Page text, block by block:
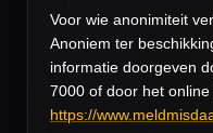
Voor wie anonimiteit
Anoniem ter
informatie doorgeven
7000 of door het
https://